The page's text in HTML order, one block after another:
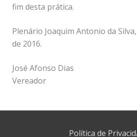
fim desta prática.
Plenário Joaquim Antonio da
de 2016.
José Afonso Dias
Vereador
Política de